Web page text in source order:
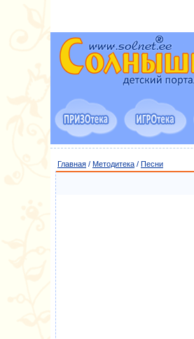
Главная / Методитека / Песни